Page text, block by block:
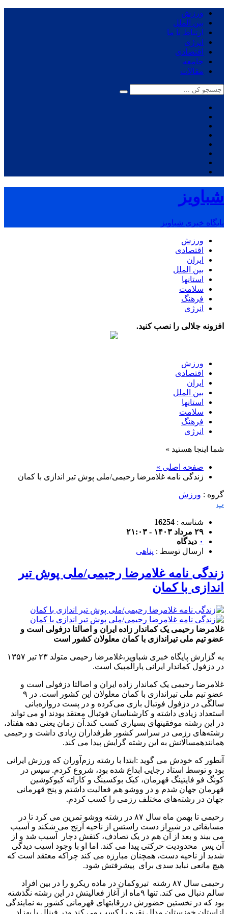
ورزش
بین الملل
ارتباط با ما
انرژی
اقتصادی
جامعه
مقالات
شباویز
پایگاه خبری شباویز
ورزش
اقتصادی
ایران
بین الملل
استانها
سلامت
فرهنگ
انرژی
افزونه جلالی را نصب کنید.
ورزش
اقتصادی
ایران
بین الملل
استانها
سلامت
فرهنگ
انرژی
شما اینجا هستید »
صفحه اصلی »
زندگی نامه غلامرضا رحیمی/ملی پوش تیر اندازی با کمان
گروه : ورزش
پ
شناسه : 16254
۲۹ مرداد ۱۴۰۳ - ۲۱:۰۳
۰ دیدگاه
ارسال توسط : پناهی
زندگی نامه غلامرضا رحیمی/ملی پوش تیر
اندازی با کمان
غلامرضا رحیمی یک کماندار زاده ایران و اصالتا دزفولی است و
عضو تیم ملی تیراندازی با کمان معلولان کشور است
به گزارش پایگاه خبری شباویز،غلامرضا رحیمی متولد ۲۳ تیر ۱۳۵۷
در دزفول کماندار ایرانی پارالمپیک است.
غلامرضا رحیمی یک کماندار زاده ایران و اصالتا دزفولی است و
سالگی در دزفول فوتبال بازی می‌کرده و در پست دروازه‌بانی
استعداد زیادی داشته و کارشناسان فوتبال معتقد بودند او می تواند
در این رشته موفقیتهای بسیاری کسب کند.آن زمان یعنی دهه هفتاد،
رشته‌های رزمی در سراسر کشور طرفداران زیادی داشت و رحیمی
همانندهمسالانش به این رشته گرایش پیدا می کند.
آنطور که خودش می گوید :ابتدا با رشته رزم‌آوران که ورزش ایرانی
بود و توسط استاد رجایی ابداع شده بود، شروع کردم. سپس در
کونگ فو فایتینگ قهرمان، کیک بوکسینگ و کاراته کیوکوشین
قهرمان جهان شدم و در ووشو هم فعالیت داشتم و پنج قهرمانی
جهان در رشته‌های مختلف رزمی را کسب کردم.
رحیمی تا بهمن ماه سال ۸۷ در رشته ووشو تمرین می کرد تا در
مسابقاتی در شیراز دست راستس از ناحیه آرنج می شکند و آسیب
می بیند و بعد از آن هم در یک تصادف، کتفش دچار آسیب شد و از
آن پس محدودیت حرکتی پیدا می کند. اما او با وجود اسیب دیدگی
شدید از ناحیه دست، همچنان مبارزه می کند چراکه معتقد است که
هیچ مانعی نباید سدی برای پیشرفتش شود.
رحیمی سال ۸۷ رشته تیروکمان در ماده ریکرو را در بین افراد
سالم دنبال می کند. تنها ۹ماه از آغاز فعالیتش در این رشته نگذشته
بود که در نخستین حضورش دررقابتهای قهرمانی کشور به نمایندگی
ازاستان خوزستان مدال نقره را کسب می کند ودر فینال با بهزاد